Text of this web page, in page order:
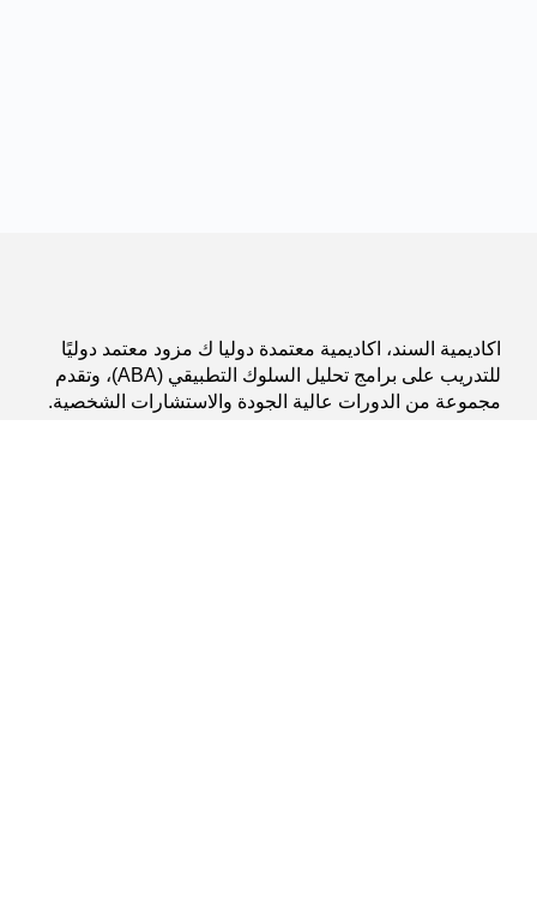
اكاديمية السند، اكاديمية معتمدة دوليا ك مزود معتمد دوليًا
للتدريب على برامج تحليل السلوك التطبيقي (ABA)، وتقدم
مجموعة من الدورات عالية الجودة والاستشارات الشخصية.